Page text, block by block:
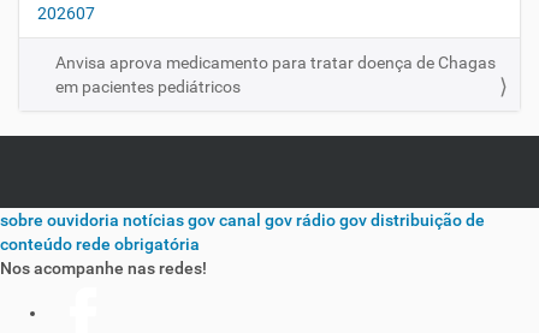
202607
Anvisa aprova medicamento para tratar doença de Chagas
em pacientes pediátricos
sobre ouvidoria notícias govcanal govrádio govdistribuição de
conteúdorede obrigatória
Nos acompanhe nas redes!